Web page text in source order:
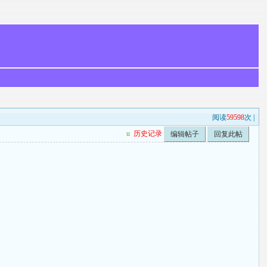
阅读59598次 |
u 历史记录 编辑帖子 回复此帖